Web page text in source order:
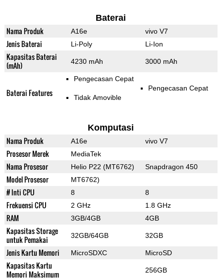
Baterai
Nama Produk A16e vivo V7
Jenis Baterai Li-Poly Li-Ion
Kapasitas Baterai
(mAh)
4230 mAh 3000 mAh
Baterai Features
Pengecasan Cepat
Tidak Amovible
Pengecasan Cepat
Komputasi
Nama Produk A16e vivo V7
Prosesor Merek MediaTek
Nama Prosesor Helio P22 (MT6762) Snapdragon 450
Model Prosesor MT6762)
# Inti CPU 8 8
Frekuensi CPU 2 GHz 1.8 GHz
RAM 3GB/4GB 4GB
Kapasitas Storage
untuk Pemakai
32GB/64GB 32GB
Jenis Kartu Memori MicroSDXC MicroSD
Kapasitas Kartu
Memori Maksimum
256GB